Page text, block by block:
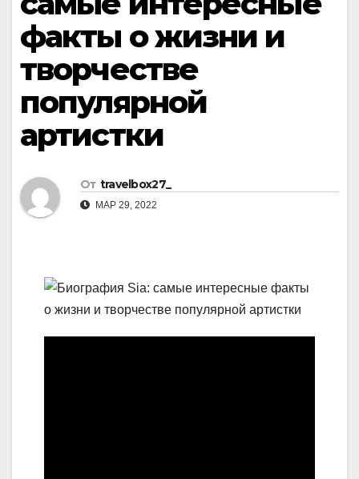
факты о жизни и
творчестве
популярной
артистки
От travelbox27_
МАР 29, 2022